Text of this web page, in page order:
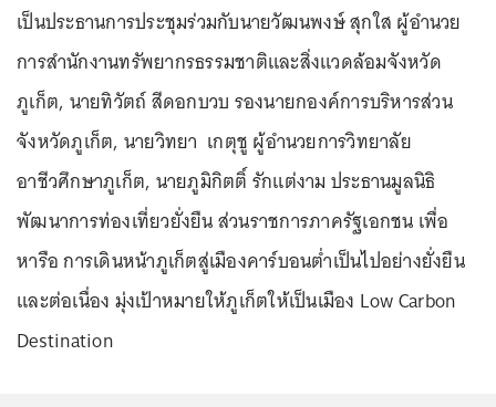
เป็นประธานการประชุมร่วมกับนายวัฒนพงษ์ สุกใส ผู้อำนวย
การสำนักงานทรัพยากรธรรมชาติและสิ่งแวดล้อมจังหวัด
ภูเก็ต, นายทิวัตถ์ สีดอกบวบ รองนายกองค์การบริหารส่วน
จังหวัดภูเก็ต, นายวิทยา เกตุชู ผู้อำนวยการวิทยาลัย
อาชีวศึกษาภูเก็ต, นายภูมิกิตติ์ รักแต่งาม ประธานมูลนิธิ
พัฒนาการท่องเที่ยวยั่งยืน ส่วนราชการภาครัฐเอกชน เพื่อ
หารือ การเดินหน้าภูเก็ตสู่เมืองคาร์บอนต่ำเป็นไปอย่างยั่งยืน
และต่อเนื่อง มุ่งเป้าหมายให้ภูเก็ตให้เป็นเมือง Low Carbon
Destination